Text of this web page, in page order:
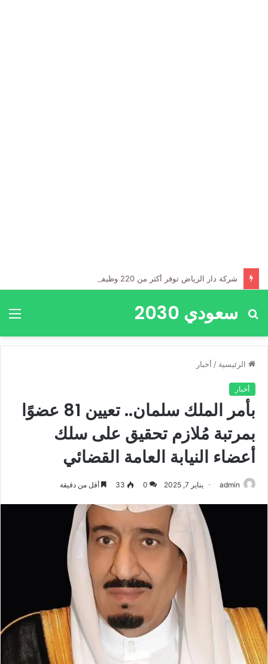
سعودي 2030
بحث
الرئيسية / أخبار
أخبار
بأمر الملك سلمان.. تعيين 81 عضوًا
بمرتبة مُلازم تحقيق على سلك
أعضاء النيابة العامة القضائي
admin يناير 7, 2025 0
33 أقل من دقيقة